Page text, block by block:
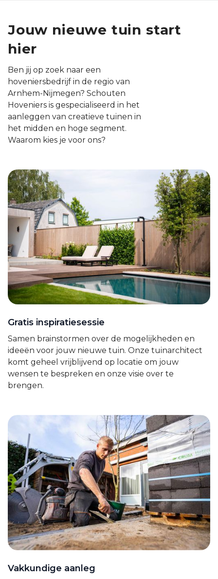
Jouw nieuwe tuin start
hier
Ben jij op zoek naar een
hoveniersbedrijf in de regio van
Arnhem-Nijmegen? Schouten
Hoveniers is gespecialiseerd in het
aanleggen van creatieve tuinen in
het midden en hoge segment.
Waarom kies je voor ons?
Gratis inspiratiesessie
Samen brainstormen over de mogelijkheden en
ideeën voor jouw nieuwe tuin. Onze tuinarchitect
komt geheel vrijblijvend op locatie om jouw
wensen te bespreken en onze visie over te
brengen.
Vakkundige aanleg